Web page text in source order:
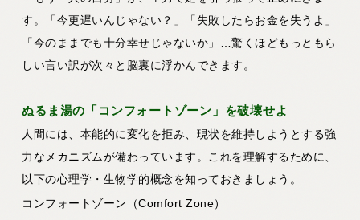
す。「今更遅いんじゃない？」「失敗したらお金を失うよ」
「今のままでも十分幸せじゃないか」…驚くほどもっともら
しい言い訳が次々と脳裏に浮かんできます。
ぬるま湯の「コンフォートゾーン」を破壊せよ
人間には、本能的に変化を拒み、現状を維持しようとする強
力なメカニズムが備わっています。これを理解するために、
以下の心理学・生物学的概念を知っておきましょう。
コンフォートゾーン（Comfort Zone）